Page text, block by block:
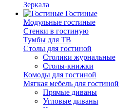
Зеркала
Гостиные
Модульные гостиные
Стенки в гостиную
Тумбы для ТВ
Столы для гостиной
Столики журнальные
Столы-книжки
Комоды для гостиной
Мягкая мебель для гостиной
Прямые диваны
Угловые диваны